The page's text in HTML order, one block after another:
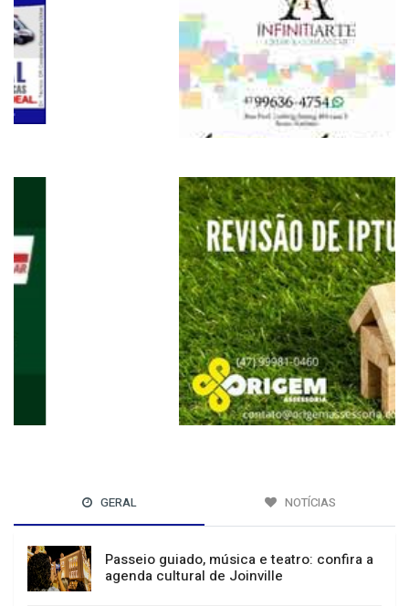
GERAL NOTÍCIAS